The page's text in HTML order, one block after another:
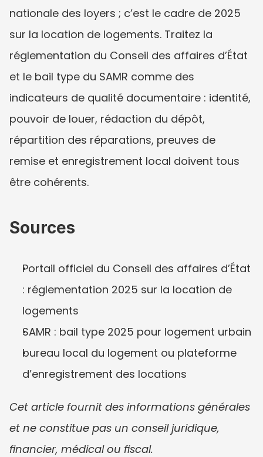
nationale des loyers ; c’est le cadre de 2025
sur la location de logements. Traitez la
réglementation du Conseil des affaires d’État
et le bail type du SAMR comme des
indicateurs de qualité documentaire : identité,
pouvoir de louer, rédaction du dépôt,
répartition des réparations, preuves de
remise et enregistrement local doivent tous
être cohérents.
Sources
Portail officiel du Conseil des affaires d’État
: réglementation 2025 sur la location de
logements
SAMR : bail type 2025 pour logement urbain
bureau local du logement ou plateforme
d’enregistrement des locations
Cet article fournit des informations générales
et ne constitue pas un conseil juridique,
financier, médical ou fiscal.